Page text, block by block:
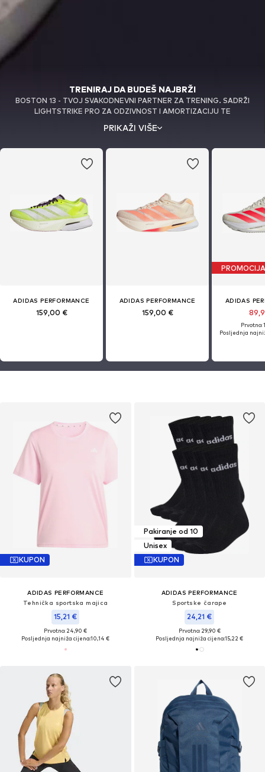
KUPON
ADIDAS PERFORMANCE
Tehnička sportska majica
15,21 €
Prvotno: 24,90 €
Posljednja najniža cijena:10,14 €
Pakiranje od 10
Unisex
KUPON
ADIDAS PERFORMANCE
Sportske čarape
24,21 €
Prvotno: 29,90 €
Posljednja najniža cijena:15,22 €
TRENIRAJ DA BUDEŠ NAJBRŽI
BOSTON 13 - TVOJ SVAKODNEVNI PARTNER ZA TRENING. SADRŽI
LIGHTSTRIKE PRO ZA ODZIVNOST I AMORTIZACIJU TE
REDIZAJNIRANE ENERGY RODS 2.0 ZA POVRAT ENERGIJE, KAO I
PROZRAČNO MREŽASTO GORNJIŠTE ZA DODATNU POTPORU U
PRIKAŽI VIŠE
ADIDAS PERFORMANCE
159,00 €
ADIDAS PERFORMANCE
159,00 €
ADIDAS
Prvotno:
Posljednja